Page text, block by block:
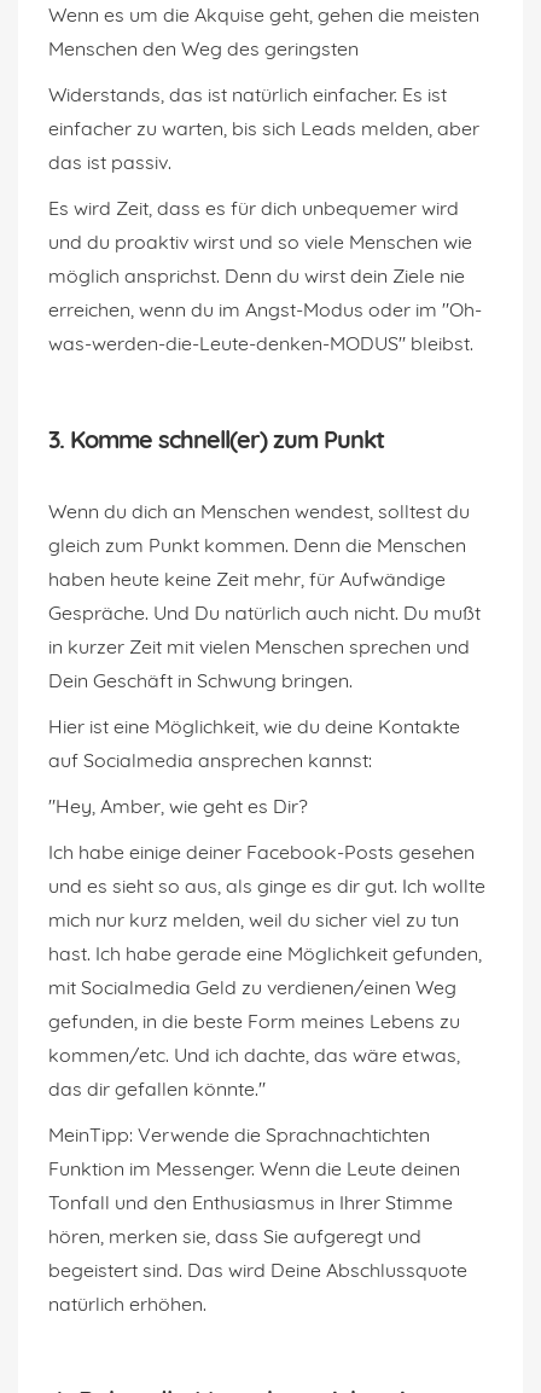
Wenn es um die Akquise geht, gehen die meisten
Menschen den Weg des geringsten
Widerstands, das ist natürlich einfacher. Es ist
einfacher zu warten, bis sich Leads melden, aber
das ist passiv.
Es wird Zeit, dass es für dich unbequemer wird
und du proaktiv wirst und so viele Menschen wie
möglich ansprichst. Denn du wirst dein Ziele nie
erreichen, wenn du im Angst-Modus oder im "Oh-
was-werden-die-Leute-denken-MODUS" bleibst.
3. Komme schnell(er) zum Punkt
Wenn du dich an Menschen wendest, solltest du
gleich zum Punkt kommen. Denn die Menschen
haben heute keine Zeit mehr, für Aufwändige
Gespräche. Und Du natürlich auch nicht. Du mußt
in kurzer Zeit mit vielen Menschen sprechen und
Dein Geschäft in Schwung bringen.
Hier ist eine Möglichkeit, wie du deine Kontakte
auf Socialmedia ansprechen kannst:
"Hey, Amber, wie geht es Dir?
Ich habe einige deiner Facebook-Posts gesehen
und es sieht so aus, als ginge es dir gut. Ich wollte
mich nur kurz melden, weil du sicher viel zu tun
hast. Ich habe gerade eine Möglichkeit gefunden,
mit Socialmedia Geld zu verdienen/einen Weg
gefunden, in die beste Form meines Lebens zu
kommen/etc. Und ich dachte, das wäre etwas,
das dir gefallen könnte."
MeinTipp: Verwende die Sprachnachtichten
Funktion im Messenger. Wenn die Leute deinen
Tonfall und den Enthusiasmus in Ihrer Stimme
hören, merken sie, dass Sie aufgeregt und
begeistert sind. Das wird Deine Abschlussquote
natürlich erhöhen.